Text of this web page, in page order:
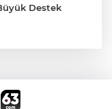
Destek